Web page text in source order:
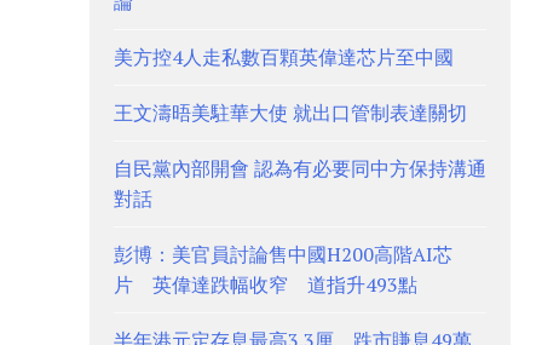
美方控4人走私數百顆英偉達芯片至中國
王文濤晤美駐華大使 就出口管制表達關切
自民黨內部開會 認為有必要同中方保持溝通
對話
彭博：美官員討論售中國H200高階AI芯
片 英偉達跌幅收窄 道指升493點